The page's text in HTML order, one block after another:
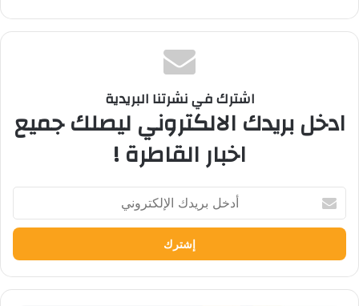
اشترك في نشرتنا البريدية
ادخل بريدك الالكتروني ليصلك جميع
اخبار القاطرة !
بريدك
الإلكتروني